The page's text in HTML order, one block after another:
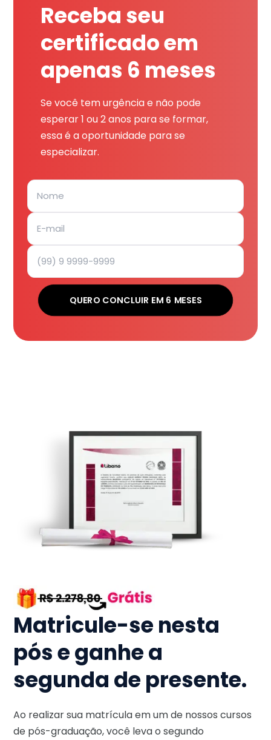
Receba seu
certificado em
apenas 6 meses
Se você tem urgência e não pode
esperar 1 ou 2 anos para se formar,
essa é a oportunidade para se
especializar.
QUERO CONCLUIR EM 6 MESES
Matricule-se nesta
pós e ganhe a
segunda de presente.
Ao realizar sua matrícula em um de nossos cursos
de pós-graduação, você leva o segundo